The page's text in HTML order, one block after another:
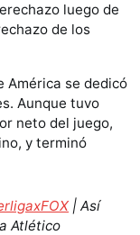
luego de
de los
América se dedicó
Aunque tuvo
neto del juego,
y terminó
| Así
Atlético